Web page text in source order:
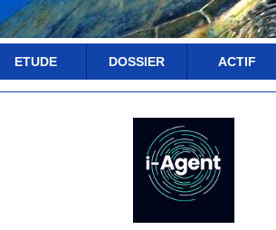
ETUDE DOSSIER ACTIF